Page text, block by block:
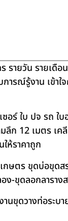
ายวัน รายเดือ
ารณ์รู้งาน เข้า
อร์ ใบ ปจ รถ
ลึก 12 เมตร
ห้ราคาถูก
ษตร ขุดบ่อขุดส
-ขุดลอกลาราง
นขุดวางท่อระ